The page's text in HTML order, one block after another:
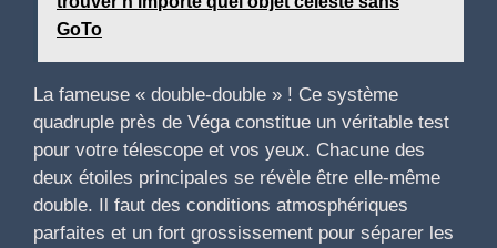
GoTo
La fameuse « double-double » ! Ce système
quadruple près de Véga constitue un véritable test
pour votre télescope et vos yeux. Chacune des
deux étoiles principales se révèle être elle-même
double. Il faut des conditions atmosphériques
parfaites et un fort grossissement pour séparer les